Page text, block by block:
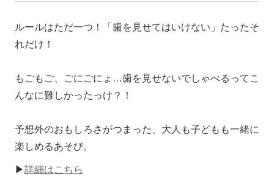
ルールはただ一つ！「歯を見せてはいけない」たったそ
れだけ！
もごもご、ごにごにょ…歯を見せないでしゃべるってこ
んなに難しかったっけ？！
予想外のおもしろさがつまった、大人も子どもも一緒に
楽しめるあそび。
▶詳細はこちら